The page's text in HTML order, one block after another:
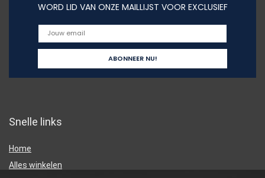
WORD LID VAN ONZE MAILLIJST VOOR EXCLUSIEF
Snelle links
Home
Alles winkelen